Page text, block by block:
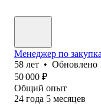
Менеджер по
58 лет • Обновлено
50 000 ₽
Общий опыт
24 года 5 месяцев